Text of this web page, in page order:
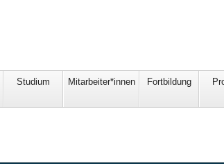
Studium Mitarbeiter*innen Fortbildung